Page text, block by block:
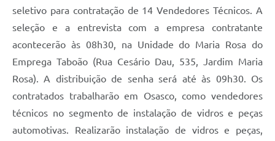
seletivo para contratação de 14 Vendedores Técnicos. A
seleção e a entrevista com a empresa contratante
acontecerão às 08h30, na Unidade do Maria Rosa do
Emprega Taboão (Rua Cesário Dau, 535, Jardim Maria
Rosa). A distribuição de senha será até às 09h30. Os
contratados trabalharão em Osasco, como vendedores
técnicos no segmento de instalação de vidros e peças
automotivas. Realizarão instalação de vidros e peças,